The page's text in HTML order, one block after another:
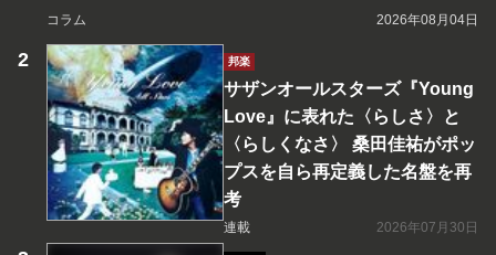
コラム 2026年08月04日
邦楽
サザンオールスターズ『Young
Love』に表れた〈らしさ〉と
〈らしくなさ〉 桑田佳祐がポッ
プスを自ら再定義した名盤を再
考
連載 2026年07月30日